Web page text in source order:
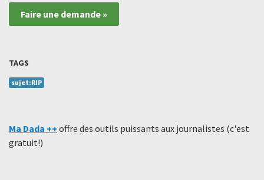
Faire une demande »
TAGS
sujet:RIP
Ma Dada ++ offre des outils puissants aux journalistes (c'est
gratuit!)